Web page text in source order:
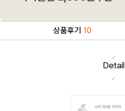
상품후기 10
Detail
상세 정보를 확대해